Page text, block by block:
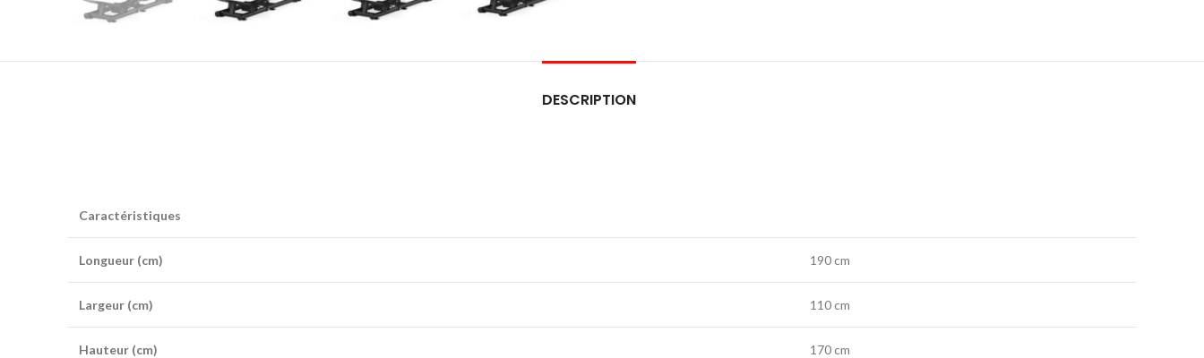
DESCRIPTION
Caractéristiques
Longueur (cm) 190 cm
Largeur (cm) 110 cm
Hauteur (cm) 170 cm